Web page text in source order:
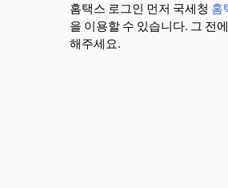
홈택스 로그인 먼저 국세청 홈
을 이용할 수 있습니다. 그 전
해주세요.